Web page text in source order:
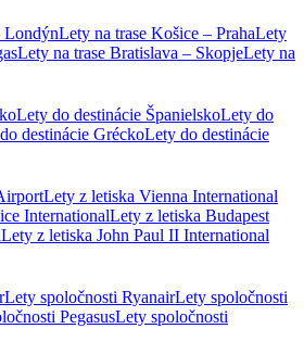
LondýnLety na trase Košice – PrahaLety
Lety na trase Bratislava – SkopjeLety na
Lety do destinácie ŠpanielskoLety do
destinácie GréckoLety do destinácie
Lety z letiska Vienna International
InternationalLety z letiska Budapest
Lety z letiska John Paul II International
Lety spoločnosti RyanairLety spoločnosti
PegasusLety spoločnosti